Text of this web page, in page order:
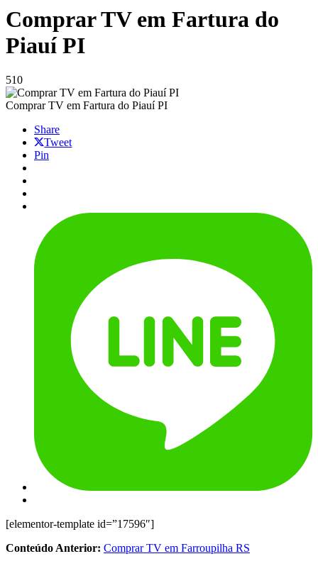
Comprar TV em Fartura do
Piauí PI
510
Comprar TV em Fartura do Piauí PI
Share
Tweet
Pin
[elementor-template id=”17596″]
Conteúdo Anterior: Comprar TV em Farroupilha RS